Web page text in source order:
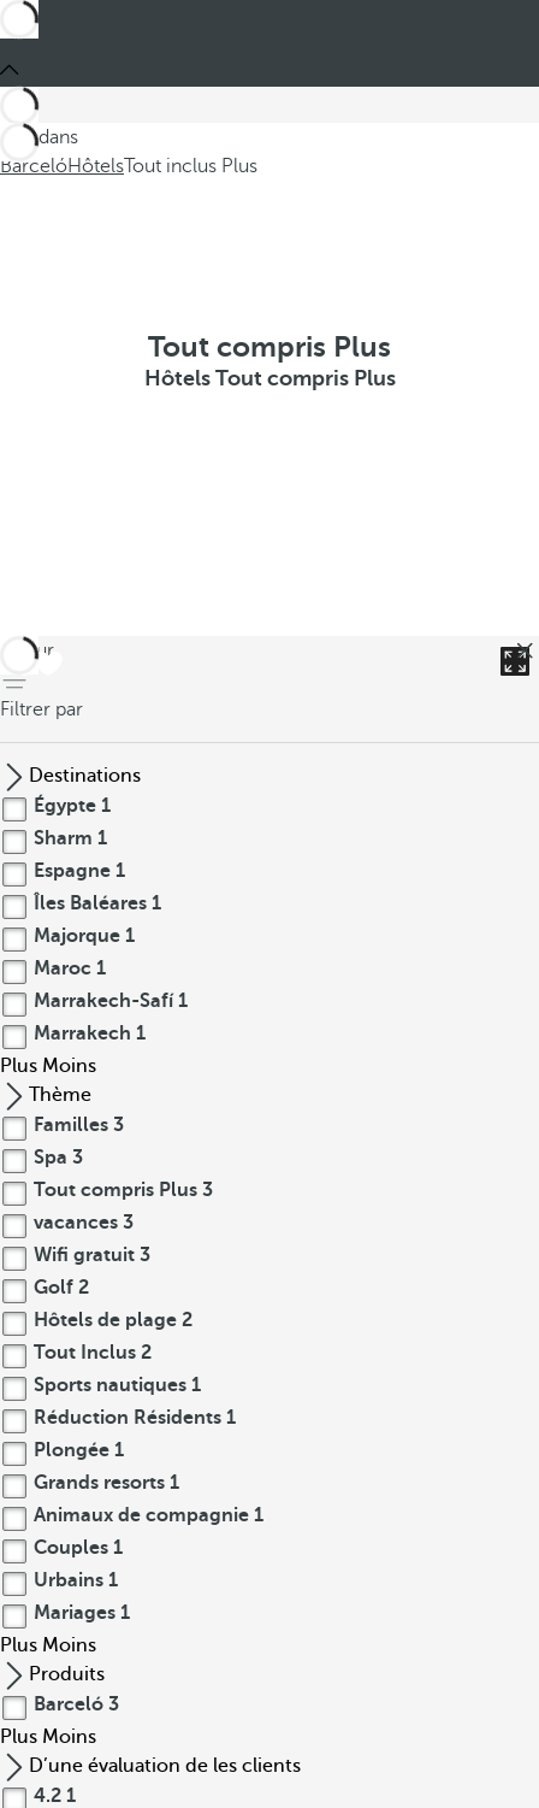
Ces dans
BarcelóHôtelsTout inclus Plus
Tout compris Plus
Hôtels Tout compris Plus
retour
Filtrer par
Destinations
Égypte 1
Sharm 1
Espagne 1
Îles Baléares 1
Majorque 1
Maroc 1
Marrakech-Safí1
Marrakech 1
Plus Moins
Thème
Familles 3
Spa 3
Tout compris Plus 3
vacances 3
Wifi gratuit 3
Golf 2
Hôtels de plage 2
Tout Inclus 2
Sports nautiques 1
Réduction Résidents 1
Plongée 1
Grands resorts 1
Animaux de compagnie 1
Couples 1
Urbains 1
Mariages 1
Plus Moins
Produits
Barceló 3
Plus Moins
D’une évaluation de les clients
4.2 1